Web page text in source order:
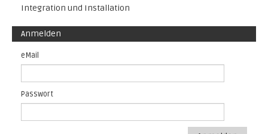
Integration und Installation
Anmelden
eMail
Passwort